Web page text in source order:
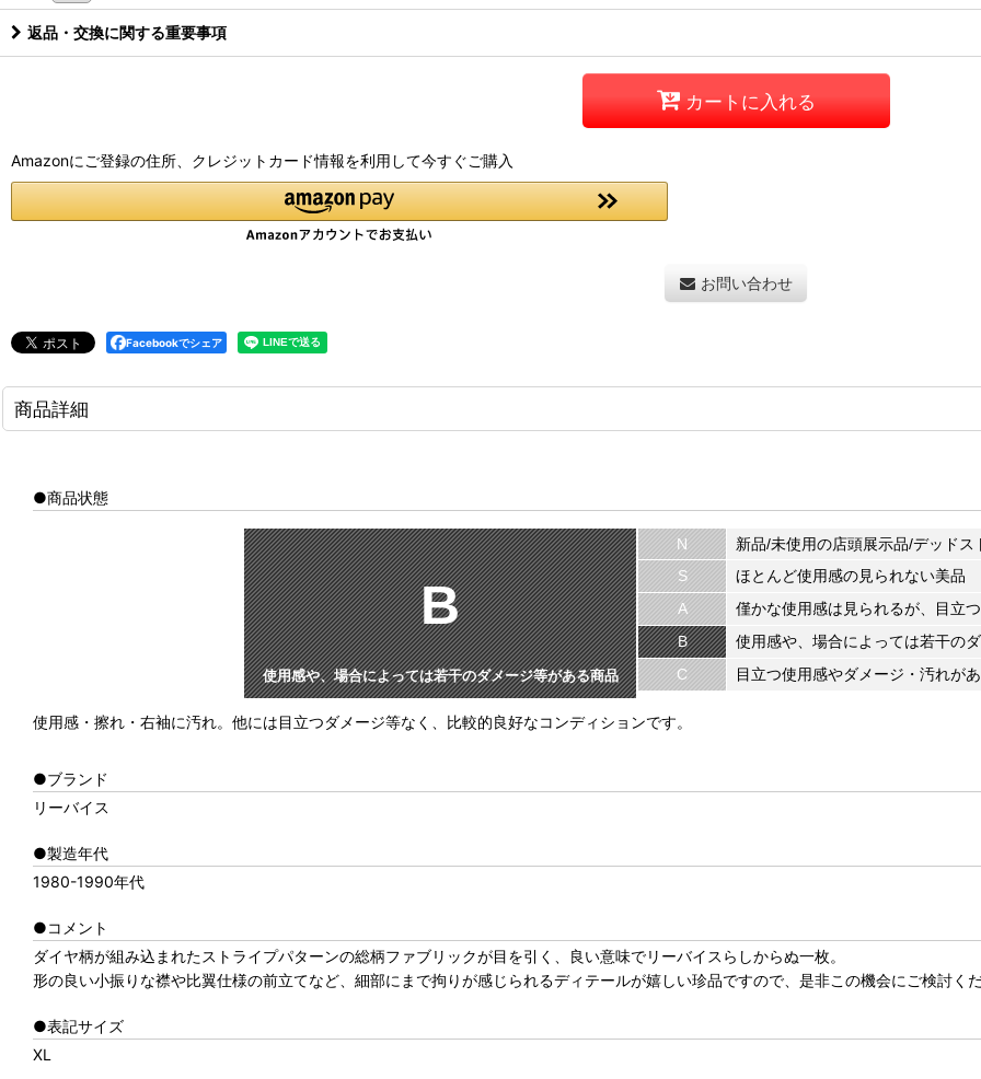
返品・交換に関する重要事項
カートに入れる
Amazonにご登録の住所、クレジットカード情報を利用して今すぐご購入
お問い合わせ
Facebookでシェア
商品詳細
●商品状態
B
使用感や、場合によっては若干のダメージ等がある商品
N
新品/未使用の店頭展示品/デッドス
S
ほとんど使用感の見られない美品
A
僅かな使用感は見られるが、目立
B
使用感や、場合によっては若干の
C
目立つ使用感やダメージ・汚れが
使用感・擦れ・右袖に汚れ。他には目立つダメージ等なく、比較的良好なコンディションです。
●ブランド
リーバイス
●製造年代
1980-1990年代
●コメント
ダイヤ柄が組み込まれたストライプパターンの総柄ファブリックが目を引く、良い意味でリーバイスらしからぬ一枚。
形の良い小振りな襟や比翼仕様の前立てなど、細部にまで拘りが感じられるディテールが嬉しい珍品ですので、是非この機会にご検討く
●表記サイズ
XL